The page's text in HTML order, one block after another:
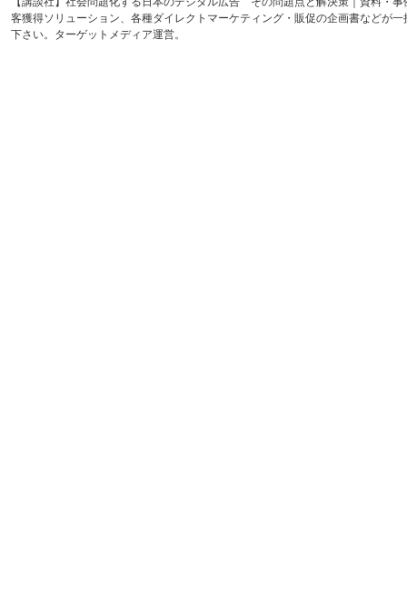
客獲得ソリューション、各種ダイレクトマーケティング・販促の企画書などが
下さい。ターゲットメディア運営。